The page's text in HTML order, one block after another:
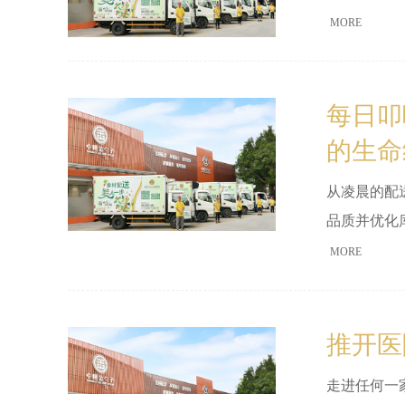
MORE
每日
的生
从凌晨的配
品质并优化
MORE
推开
走进任何一